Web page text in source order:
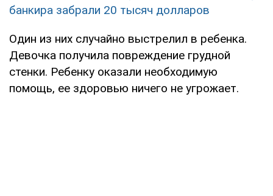
банкира забрали 20 тысяч долларов
Один из них случайно выстрелил в ребенка.
Девочка получила повреждение грудной
стенки. Ребенку оказали необходимую
помощь, ее здоровью ничего не угрожает.